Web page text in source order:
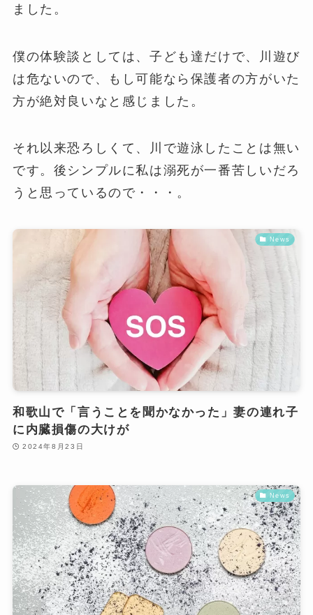
ました。
僕の体験談としては、子ども達だけで、川遊び
は危ないので、もし可能なら保護者の方がいた
方が絶対良いなと感じました。
それ以来恐ろしくて、川で遊泳したことは無い
です。後シンプルに私は溺死が一番苦しいだろ
うと思っているので・・・。
News
和歌山で「言うことを聞かなかった」妻の連れ子
に内臓損傷の大けが
2024年8月23日
News